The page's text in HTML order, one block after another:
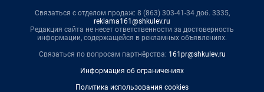
Связаться с отделом продаж: 8 (863) 303-41-34 доб. 3335,
reklama161@shkulev.ru
Редакция сайта не несет ответственности за достоверность
информации, содержащейся в рекламных объявлениях.
Связаться по вопросам партнёрства: 161pr@shkulev.ru
Информация об ограничениях
Политика использования cookies